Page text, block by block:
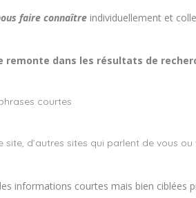
ous faire connaître individuellement et
remonte dans les résultats de
courtes
d’autres sites qui parlent de vous ou
informations courtes mais bien ciblées